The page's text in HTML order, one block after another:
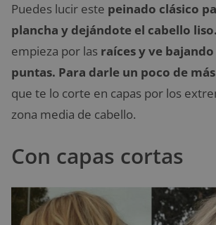
Puedes lucir este peinado clásico
plancha y dejándote el cabello liso.
empieza por las raíces y ve
puntas. Para darle un poco de
que te lo corte en capas por los
zona media de cabello.
Con capas cortas